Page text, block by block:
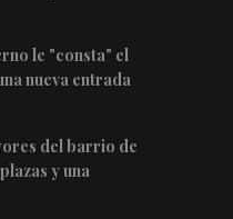
le "consta" el
nueva entrada
del barrio de
y una